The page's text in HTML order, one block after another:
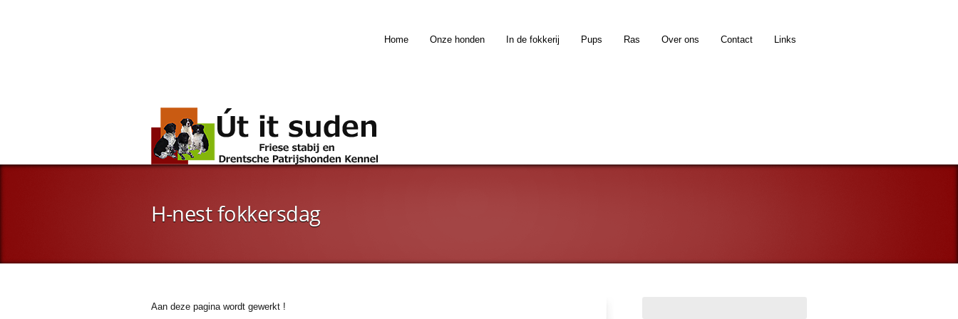
Home Onze honden In de fokkerij Pups Ras Over ons Contact Links
H-nest fokkersdag
Aan deze pagina wordt gewerkt !